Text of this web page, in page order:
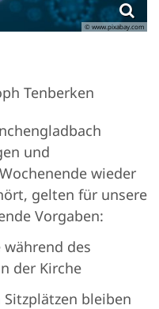
© www.pixabay.com
Tenberken
und
wieder
gelten für unsere
Vorgaben:
während des
der Kirche
bleiben